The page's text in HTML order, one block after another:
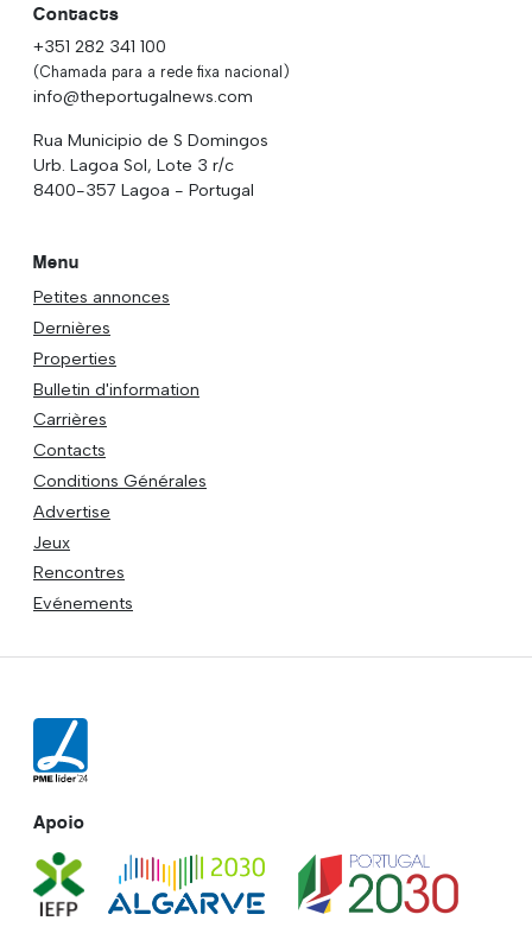
Contacts
+351 282 341 100
(Chamada para a rede fixa nacional)
info@theportugalnews.com
Rua Municipio de S Domingos
Urb. Lagoa Sol, Lote 3 r/c
8400-357 Lagoa - Portugal
Menu
Petites annonces
Dernières
Properties
Bulletin d'information
Carrières
Contacts
Conditions Générales
Advertise
Jeux
Rencontres
Evénements
Apoio